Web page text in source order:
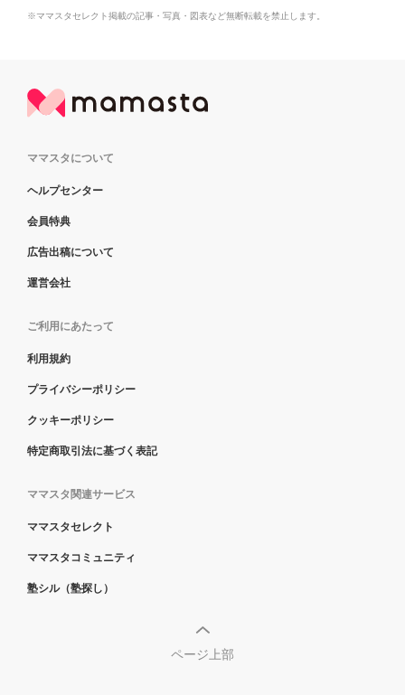
※ママスタセレクト掲載の記事・写真・図表など無断転載を禁止します。
ママスタについて
ヘルプセンター
会員特典
広告出稿について
運営会社
ご利用にあたって
利用規約
プライバシーポリシー
クッキーポリシー
特定商取引法に基づく表記
ママスタ関連サービス
ママスタセレクト
ママスタコミュニティ
塾シル（塾探し）
ページ上部